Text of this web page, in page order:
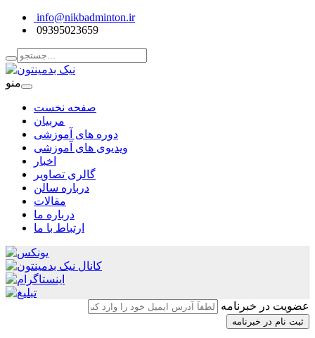
info@nikbadminton.ir
09395023659
منو
صفحه نخست
مربیان
دوره های آموزشی
ویدیوی های آموزشی
اخبار
گالری تصاویر
درباره سالن
مقالات
درباره ما
ارتباط با ما
عضویت در خبرنامه